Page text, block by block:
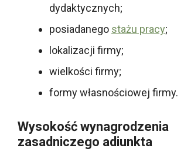
dydaktycznych;
posiadanego stażu pracy;
lokalizacji firmy;
wielkości firmy;
formy własnościowej firmy.
Wysokość wynagrodzenia
zasadniczego adiunkta